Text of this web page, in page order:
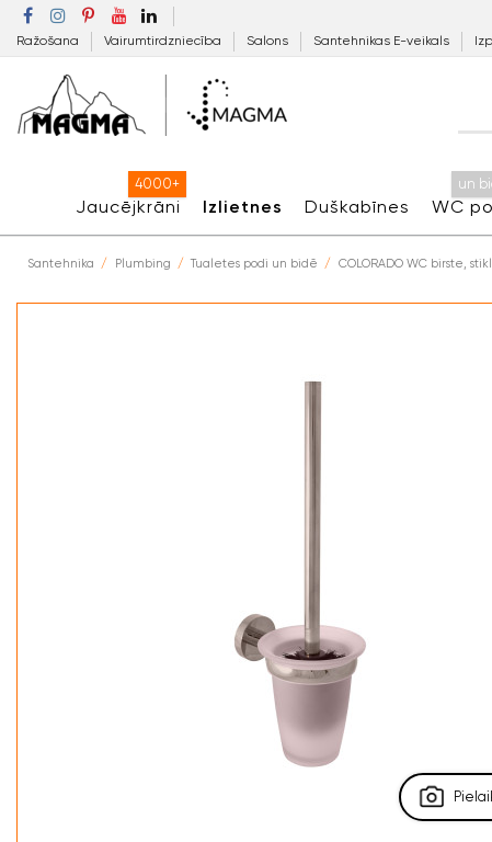
Ražošana Vairumtirdzniecība Salons Santehnikas E-veikals
Jaucējkrāni
4000+
Izlietnes Duškabīnes WC
un
Santehnika Plumbing Tualetes podi un bidē COLORADO WC birste,